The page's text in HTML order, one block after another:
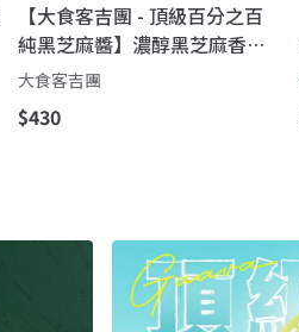
【大食客吉團 - 頂級百分之百
純黑芝麻醬】濃醇黑芝麻香｜
天然不加糖不調味，香甜不膩
口
大食客吉團
$430